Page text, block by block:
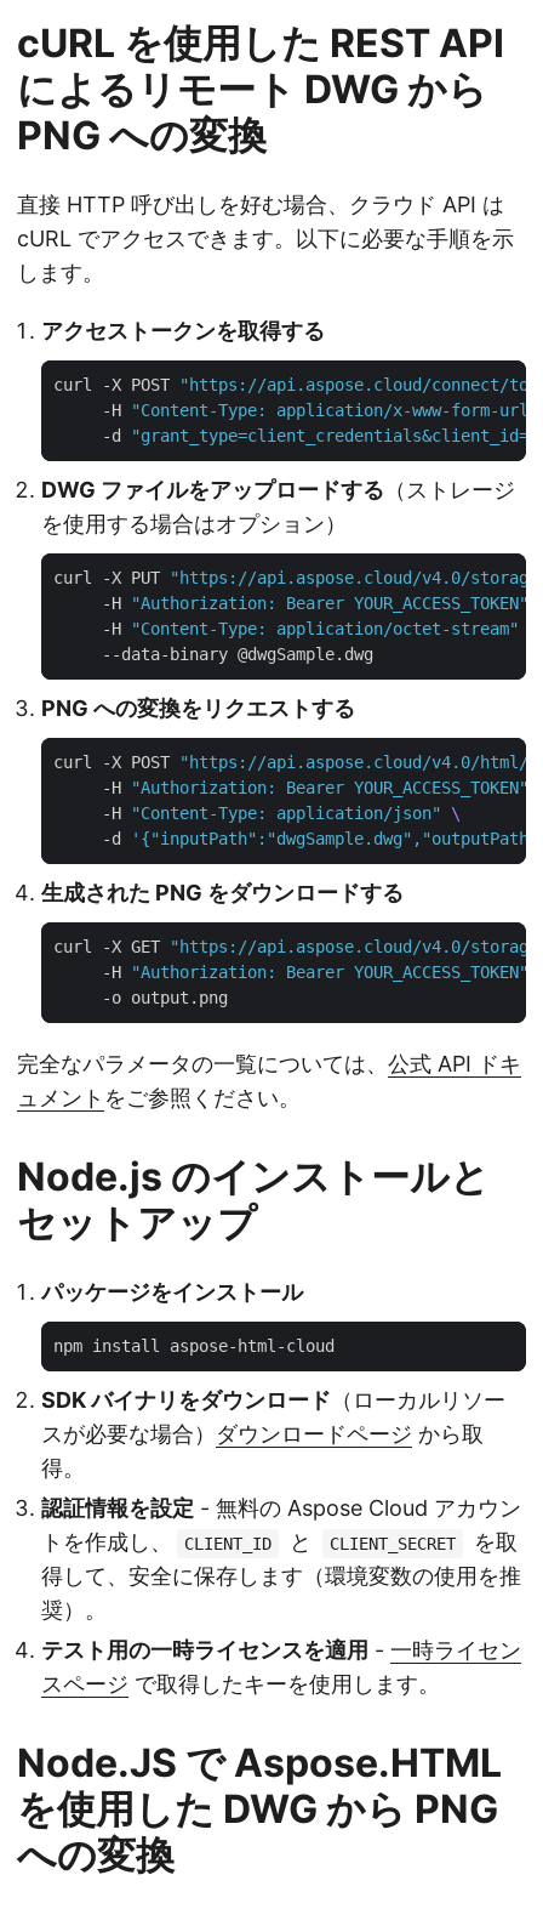
cURL を使用した REST API
によるリモート DWG から
PNG への変換
直接 HTTP 呼び出しを好む場合、クラウド API は
cURL でアクセスできます。以下に必要な手順を示
します。
アクセストークンを取得する
curl -X POST
"https://api.aspose.cloud/connect/
     -H
"Content-Type: application/x-www-form-
     -d
DWG ファイルをアップロードする （ストレージ
を使用する場合はオプション）
curl -X PUT
"https://api.aspose.cloud/v4.0/storage/
     -H
"Authorization: Bearer YOUR_ACCESS_TOKEN"
     -H
"Content-Type: application/octet-stream"
PNG への変換をリクエストする
curl -X POST
"https://api.aspose.cloud/v4.0/html/
     -H
"Authorization: Bearer YOUR_ACCESS_TOKEN"
     -H
"Content-Type: application/json"
     -d
生成された PNG をダウンロードする
curl -X GET
"https://api.aspose.cloud/v4.0/
     -H
"Authorization: Bearer YOUR_ACCESS_TOKEN"
完全なパラメータの一覧については、 公式 API ドキ
ュメント をご参照ください。
Node.js のインストールと
セットアップ
パッケージをインストール
SDK バイナリをダウンロード （ローカルリソー
スが必要な場合） ダウンロードページ から取
得。
認証情報を設定 - 無料の Aspose Cloud アカウン
トを作成し、
CLIENT_ID と CLIENT_SECRET
を取
得して、安全に保存します（環境変数の使用を推
奨）。
テスト用の一時ライセンスを適用 - 一時ライセン
スページ で取得したキーを使用します。
Node.JS で Aspose.HTML
を使用した DWG から PNG
への変換